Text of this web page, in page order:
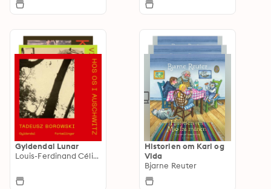
Gyldendal Lunar
Louis-Ferdinand Céline
Historien om Karl og
Vida
Bjarne Reuter